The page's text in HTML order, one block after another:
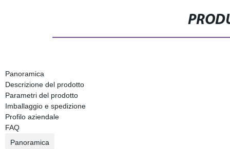
Panoramica
Descrizione del prodotto
Parametri del prodotto
Imballaggio e spedizione
Profilo aziendale
FAQ
Panoramica